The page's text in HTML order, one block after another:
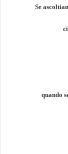
Se
quando